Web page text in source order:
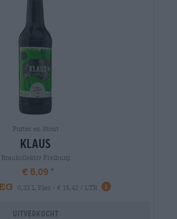
Porter en Stout
klaus
Braukollektiv Freiburg
€ 5,09
0,33 L Fles - € 15,42 / LTR
Uitverkocht